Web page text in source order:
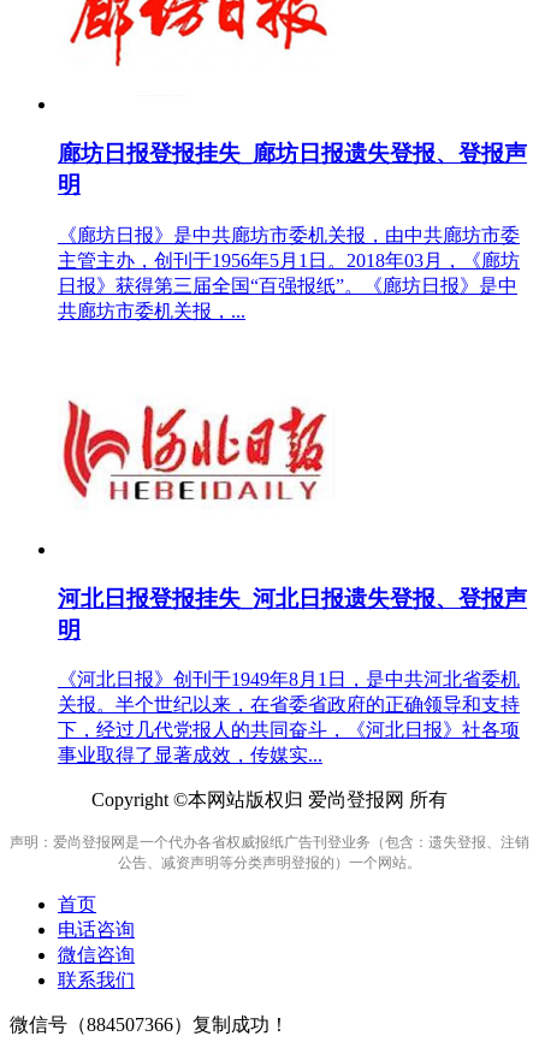
廊坊日报登报挂失_廊坊日报遗失登报、登报声
明
《廊坊日报》是中共廊坊市委机关报，由中共廊坊市委
主管主办，创刊于1956年5月1日。2018年03月，《廊坊
日报》获得第三届全国“百强报纸”。《廊坊日报》是中
共廊坊市委机关报，...
河北日报登报挂失_河北日报遗失登报、登报声
明
《河北日报》创刊于1949年8月1日，是中共河北省委机
关报。半个世纪以来，在省委省政府的正确领导和支持
下，经过几代党报人的共同奋斗，《河北日报》社各项
事业取得了显著成效，传媒实...
Copyright ©本网站版权归 爱尚登报网 所有
声明：爱尚登报网是一个代办各省权威报纸广告刊登业务（包含：遗失登报、注销
公告、减资声明等分类声明登报的）一个网站。
首页
电话咨询
微信咨询
联系我们
微信号（884507366）复制成功！